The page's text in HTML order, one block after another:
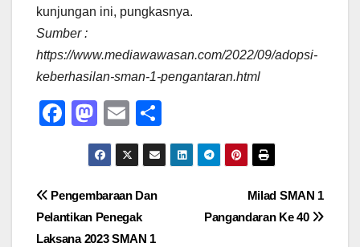
kunjungan ini, pungkasnya.
Sumber :
https://www.mediawawasan.com/2022/09/adopsi-
keberhasilan-sman-1-pengantaran.html
F
e
b
o
M
a
st
o
d
o
E
m
ail
h
ar
Post
navigation
Milad SMAN 1
Pangandaran Ke 40
Pengembaraan Dan
Pelantikan Penegak
Laksana 2023 SMAN 1